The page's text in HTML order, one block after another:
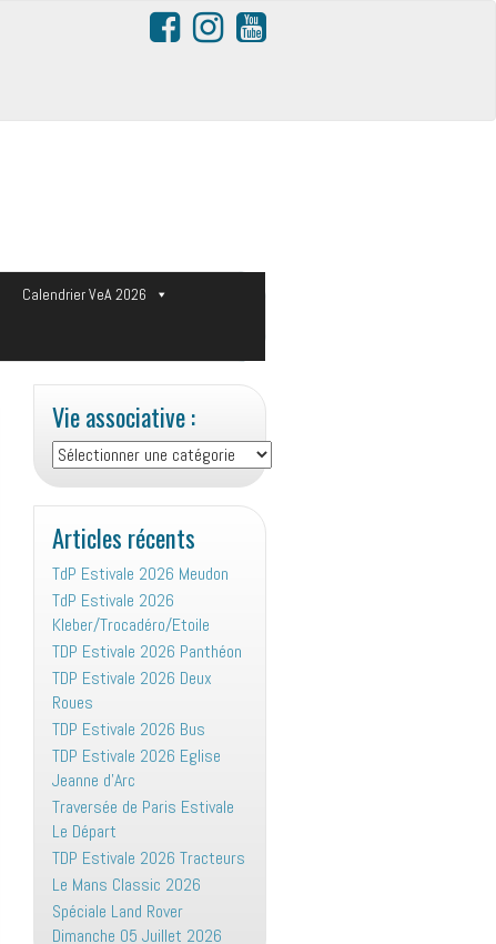
Calendrier VeA 2026
Vie associative :
Vie
associative
:
Articles récents
TdP Estivale 2026 Meudon
TdP Estivale 2026
Kleber/Trocadéro/Etoile
TDP Estivale 2026 Panthéon
TDP Estivale 2026 Deux
Roues
TDP Estivale 2026 Bus
TDP Estivale 2026 Eglise
Jeanne d’Arc
Traversée de Paris Estivale
Le Départ
TDP Estivale 2026 Tracteurs
Le Mans Classic 2026
Spéciale Land Rover
Dimanche 05 Juillet 2026